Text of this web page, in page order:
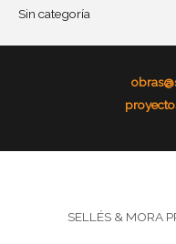
Sin categoría
SELLÉS & MORA